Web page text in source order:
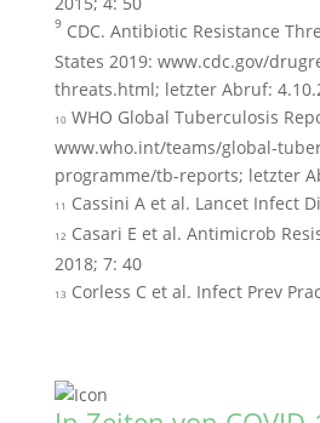
9 CDC. Antibiotic Resistance
States 2019: www.cdc.gov/
threats.html; letzter Abruf:
10 WHO Global Tuberculosis
www.who.int/teams/global-
programme/tb-reports; letzter
11 Cassini A et al. Lancet Infect
12 Casari E et al. Antimicrob
2018; 7: 40
13 Corless C et al. Infect Prev